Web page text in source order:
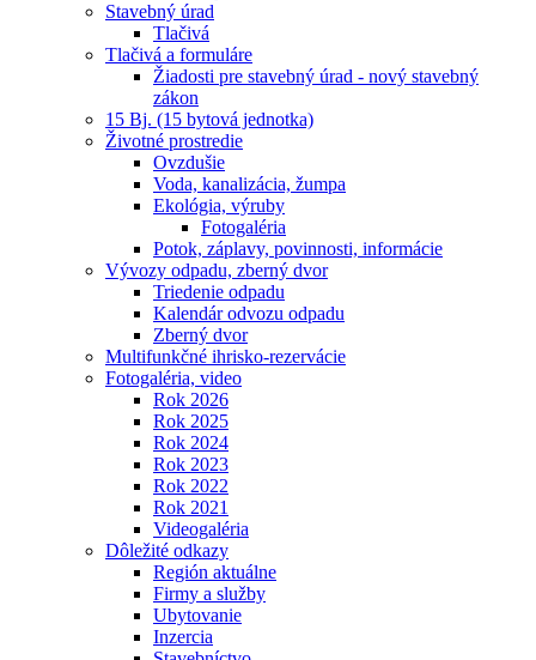
Stavebný úrad
Tlačivá
Tlačivá a formuláre
Žiadosti pre stavebný úrad - nový stavebný
zákon
15 Bj. (15 bytová jednotka)
Životné prostredie
Ovzdušie
Voda, kanalizácia, žumpa
Ekológia, výruby
Fotogaléria
Potok, záplavy, povinnosti, informácie
Vývozy odpadu, zberný dvor
Triedenie odpadu
Kalendár odvozu odpadu
Zberný dvor
Multifunkčné ihrisko-rezervácie
Fotogaléria, video
Rok 2026
Rok 2025
Rok 2024
Rok 2023
Rok 2022
Rok 2021
Videogaléria
Dôležité odkazy
Región aktuálne
Firmy a služby
Ubytovanie
Inzercia